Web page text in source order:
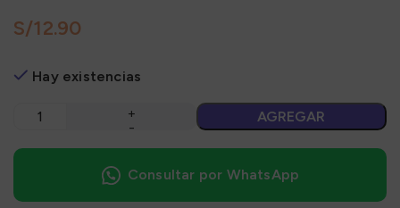
S/
Hay existencias
AGREGAR
Consultar por WhatsApp